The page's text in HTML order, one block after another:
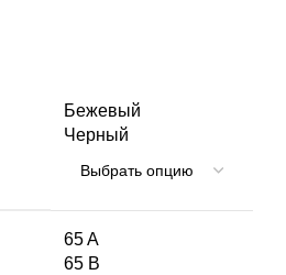
Бежевый
Черный
65 A
65 B